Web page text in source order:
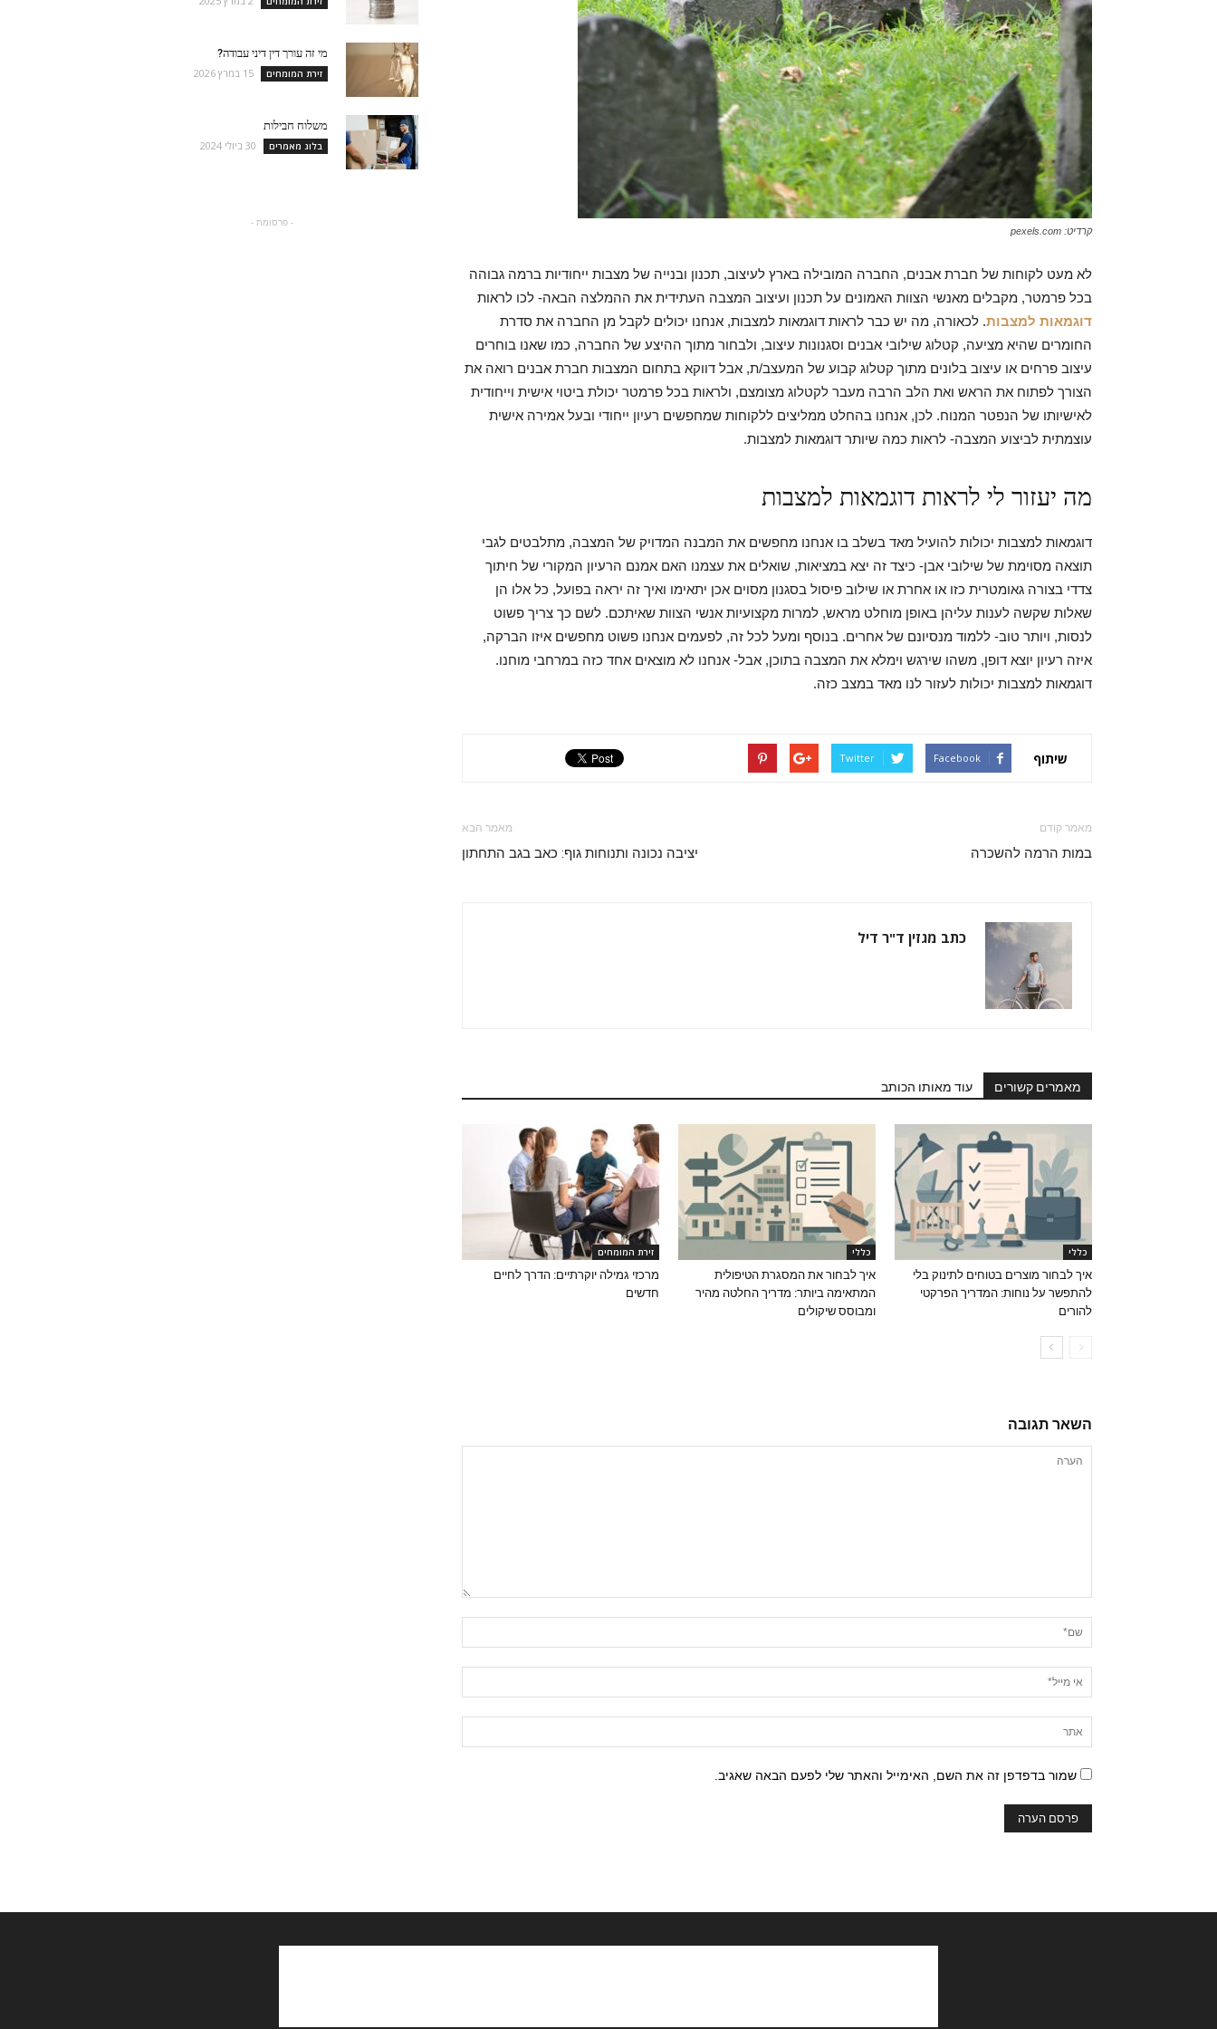
קרדיט: pexels.com
לא מעט לקוחות של חברת אבנים, החברה המובילה בארץ לעיצוב, תכנון ובנייה של מצבות ייחודיות ברמה גבוהה
בכל פרמטר, מקבלים מאנשי הצוות האמונים על תכנון ועיצוב המצבה העתידית את ההמלצה הבאה- לכו לראות
דוגמאות למצבות. לכאורה, מה יש כבר לראות דוגמאות למצבות, אנחנו יכולים לקבל מן החברה את סדרת
החומרים שהיא מציעה, קטלוג שילובי אבנים וסגנונות עיצוב, ולבחור מתוך ההיצע של החברה, כמו שאנו בוחרים
עיצוב פרחים או עיצוב בלונים מתוך קטלוג קבוע של המעצב/ת, אבל דווקא בתחום המצבות חברת אבנים רואה את
הצורך לפתוח את הראש ואת הלב הרבה מעבר לקטלוג מצומצם, ולראות בכל פרמטר יכולת ביטוי אישית וייחודית
לאישיותו של הנפטר המנוח. לכן, אנחנו בהחלט ממליצים ללקוחות שמחפשים רעיון ייחודי ובעל אמירה אישית
עוצמתית לביצוע המצבה- לראות כמה שיותר דוגמאות למצבות.
מה יעזור לי לראות דוגמאות למצבות
דוגמאות למצבות יכולות להועיל מאד בשלב בו אנחנו מחפשים את המבנה המדויק של המצבה, מתלבטים לגבי
תוצאה מסוימת של שילובי אבן- כיצד זה יצא במציאות, שואלים את עצמנו האם אמנם הרעיון המקורי של חיתוך
צדדי בצורה גאומטרית כזו או אחרת או שילוב פיסול בסגנון מסוים אכן יתאימו ואיך זה יראה בפועל, כל אלו הן
שאלות שקשה לענות עליהן באופן מוחלט מראש, למרות מקצועיות אנשי הצוות שאיתכם. לשם כך צריך פשוט
לנסות, ויותר טוב- ללמוד מנסיונם של אחרים. בנוסף ומעל לכל זה, לפעמים אנחנו פשוט מחפשים איזו הברקה,
איזה רעיון יוצא דופן, משהו שירגש וימלא את המצבה בתוכן, אבל- אנחנו לא מוצאים אחד כזה במרחבי מוחנו.
דוגמאות למצבות יכולות לעזור לנו מאד במצב כזה.
שיתוף Facebook
Twitter
מאמר קודם
במות הרמה להשכרה
מאמר הבא
יציבה נכונה ותנוחות גוף: כאב בגב התחתון
כתב מגזין ד"ר דיל
מאמרים קשורים עוד מאותו הכותב
כללי
איך לבחור מוצרים בטוחים לתינוק בלי
להתפשר על נוחות: המדריך הפרקטי
להורים
כללי
איך לבחור את המסגרת הטיפולית
המתאימה ביותר: מדריך החלטה מהיר
ומבוסס שיקולים
זירת המומחים
מרכזי גמילה יוקרתיים: הדרך לחיים
חדשים
השאר תגובה
שמור בדפדפן זה את השם, האימייל והאתר שלי לפעם הבאה שאגיב.
מי זה עורך דין דיני עבודה?
זירת המומחים 15 במרץ 2026
משלוח חבילות
בלוג מאמרים 30 ביולי 2024
- פרסומת -